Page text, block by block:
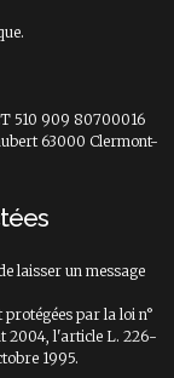
510 909 80700016
63000 Clermont-
laisser un message
par la loi n°
2004, l'article L. 226-
1995.